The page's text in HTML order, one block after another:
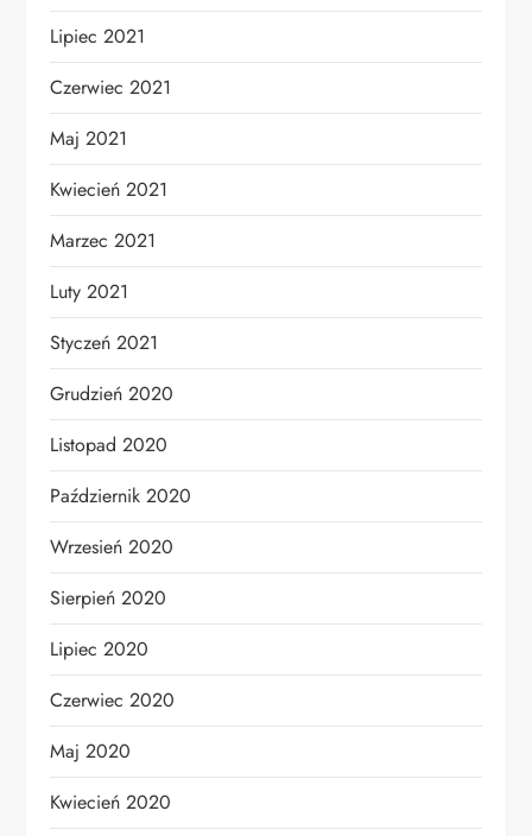
Lipiec 2021
Czerwiec 2021
Maj 2021
Kwiecień 2021
Marzec 2021
Luty 2021
Styczeń 2021
Grudzień 2020
Listopad 2020
Październik 2020
Wrzesień 2020
Sierpień 2020
Lipiec 2020
Czerwiec 2020
Maj 2020
Kwiecień 2020